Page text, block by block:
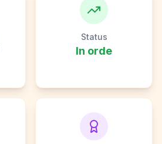
Status
In orde